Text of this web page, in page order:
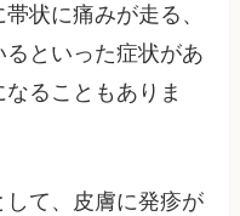
状に痛みが走る、
といった症状があ
ることもありま
して、皮膚に発疹が